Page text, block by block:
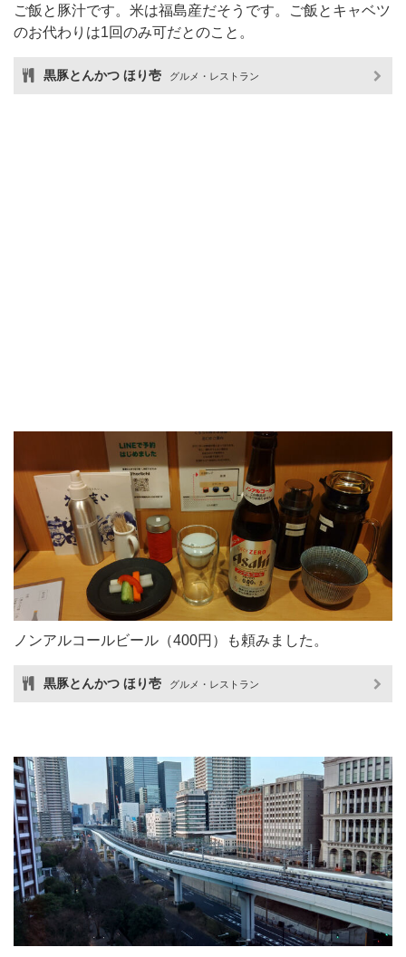
ご飯と豚汁です。米は福島産だそうです。ご飯とキャベツ
のお代わりは1回のみ可だとのこと。
黒豚とんかつ ほり壱 グルメ・レストラン
ノンアルコールビール（400円）も頼みました。
黒豚とんかつ ほり壱 グルメ・レストラン